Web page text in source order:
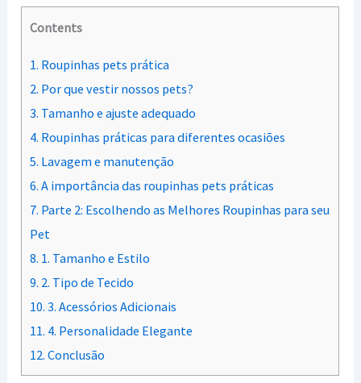
Contents
1. Roupinhas pets prática
2. Por que vestir nossos pets?
3. Tamanho e ajuste adequado
4. Roupinhas práticas para diferentes ocasiões
5. Lavagem e manutenção
6. A importância das roupinhas pets práticas
7. Parte 2: Escolhendo as Melhores Roupinhas para seu
Pet
8. 1. Tamanho e Estilo
9. 2. Tipo de Tecido
10. 3. Acessórios Adicionais
11. 4. Personalidade Elegante
12. Conclusão